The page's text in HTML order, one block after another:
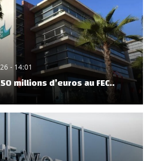
- 14:01
millions d’euros au FEC..